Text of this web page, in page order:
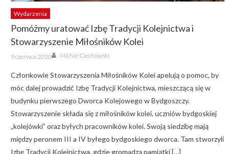
Wydarzenia
Pomóżmy uratować Izbę Tradycji Kolejnictwa i
Stowarzyszenie Miłośników Kolei
Posted
on
9 czerwca 2020 Author
Michał Ciechowski
Członkowie Stowarzyszenia Miłośników Kolei apelują o pomoc, by
móc dalej prowadzić Izbę Tradycji Kolejnictwa, mieszczącą się w
budynku pierwszego Dworca Kolejowego w Bydgoszczy.
Stowarzyszenie składa się z miłośników kolei, uczniów bydgoskiej
„kolejówki” oraz byłych pracowników kolei. Swoją siedzibę mają
między peronem III a IV byłego bydgoskiego dworca. Tam stworzyli
Izbę Tradycji Kolejnictwa, gdzie gromadzą pamiątki […]